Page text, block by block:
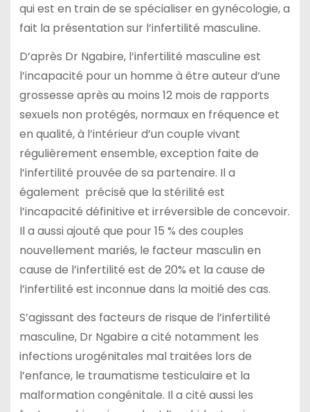
qui est en train de se spécialiser en gynécologie, a
fait la présentation sur l’infertilité masculine.
D’après Dr Ngabire, l’infertilité masculine est
l’incapacité pour un homme à être auteur d’une
grossesse après au moins 12 mois de rapports
sexuels non protégés, normaux en fréquence et
en qualité, à l’intérieur d’un couple vivant
régulièrement ensemble, exception faite de
l’infertilité prouvée de sa partenaire. Il a
également précisé que la stérilité est
l’incapacité définitive et irréversible de concevoir.
Il a aussi ajouté que pour 15 % des couples
nouvellement mariés, le facteur masculin en
cause de l’infertilité est de 20% et la cause de
l’infertilité est inconnue dans la moitié des cas.
S’agissant des facteurs de risque de l’infertilité
masculine, Dr Ngabire a cité notamment les
infections urogénitales mal traitées lors de
l’enfance, le traumatisme testiculaire et la
malformation congénitale. Il a cité aussi les